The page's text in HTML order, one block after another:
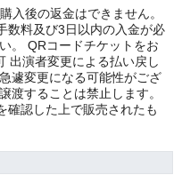
入後の返金はできません。
数料及び3日以内の入金が必
。 QRコードチケットをお
出演者変更による払い戻し
遽変更になる可能性がござ
することは禁止します。
確認した上で販売されたも